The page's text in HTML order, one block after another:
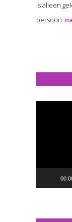
is alleen
persoon.
Video